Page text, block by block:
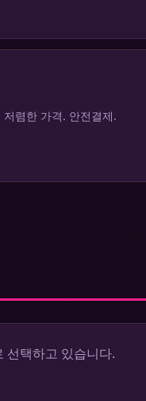
렴한 가격. 안전결제.
선택하고 있습니다.